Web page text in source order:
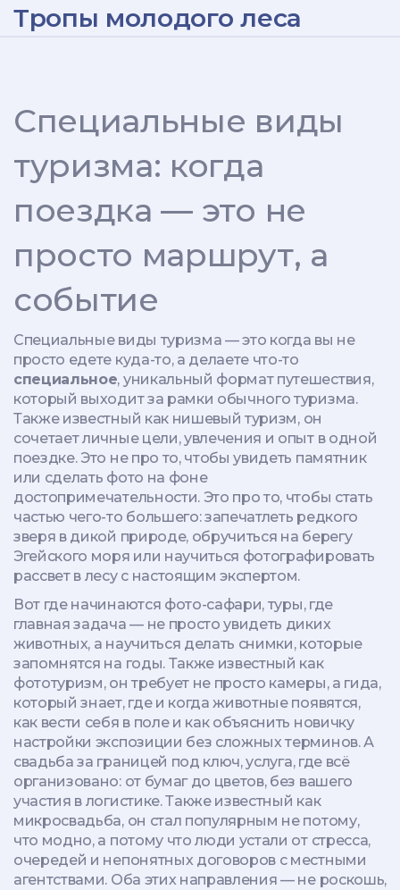
Тропы молодого леса
Специальные виды
туризма: когда
поездка — это не
просто маршрут, а
событие
Специальные виды туризма — это когда вы не
просто едете куда-то, а делаете что-то
специальное, уникальный формат путешествия,
который выходит за рамки обычного туризма.
Также известный как нишевый туризм, он
сочетает личные цели, увлечения и опыт в одной
поездке.Это не про то, чтобы увидеть памятник
или сделать фото на фоне
достопримечательности. Это про то, чтобы стать
частью чего-то большего: запечатлеть редкого
зверя в дикой природе, обручиться на берегу
Эгейского моря или научиться фотографировать
рассвет в лесу с настоящим экспертом.
Вот где начинаются фото-сафари, туры, где
главная задача — не просто увидеть диких
животных, а научиться делать снимки, которые
запомнятся на годы. Также известный как
фототуризм, он требует не просто камеры, а гида,
который знает, где и когда животные появятся,
как вести себя в поле и как объяснить новичку
настройки экспозиции без сложных терминов.А
свадьба за границей под ключ,услуга, где всё
организовано: от бумаг до цветов, без вашего
участия в логистике. Также известный как
микросвадьба, он стал популярным не потому,
что модно, а потому что люди устали от стресса,
очередей и непонятных договоров с местными
агентствами. Оба этих направления — не роскошь,